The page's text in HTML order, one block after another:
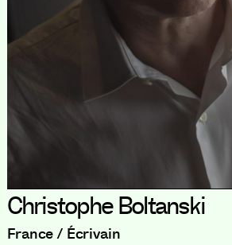
Christophe Boltanski
France / Écrivain